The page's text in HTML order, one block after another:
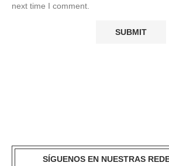
next time I comment.
SÍGUENOS EN NUESTRAS